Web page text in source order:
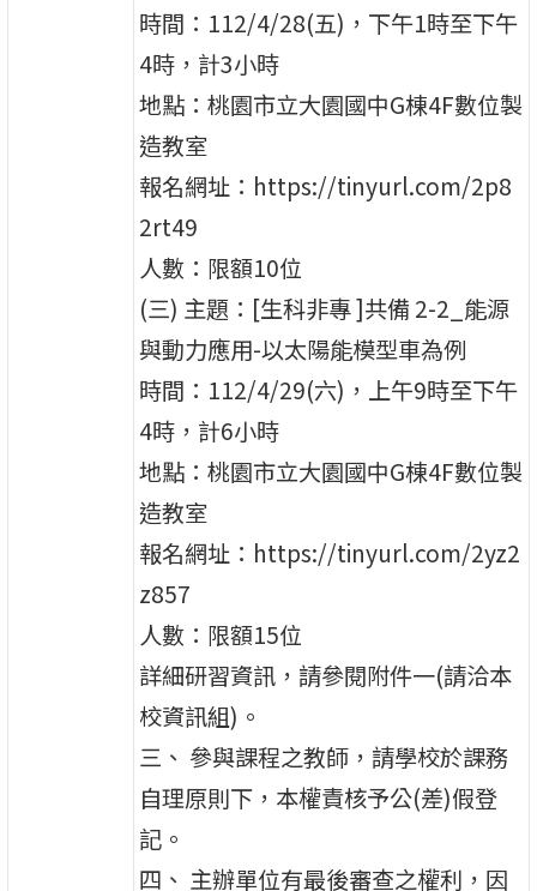
時間：112/4/28(五)，下午1時至下午
4時，計3小時
地點：桃園市立大園國中G棟4F數位製
造教室
報名網址：https://tinyurl.com/2p8
2rt49
人數：限額10位
(三) 主題：[生科非專 ]共備 2-2_能源
與動力應用-以太陽能模型車為例
時間：112/4/29(六)，上午9時至下午
4時，計6小時
地點：桃園市立大園國中G棟4F數位製
造教室
報名網址：https://tinyurl.com/2yz2
z857
人數：限額15位
詳細研習資訊，請參閱附件一(請洽本
校資訊組)。
三、 參與課程之教師，請學校於課務
自理原則下，本權責核予公(差)假登
記。
四、 主辦單位有最後審查之權利，因